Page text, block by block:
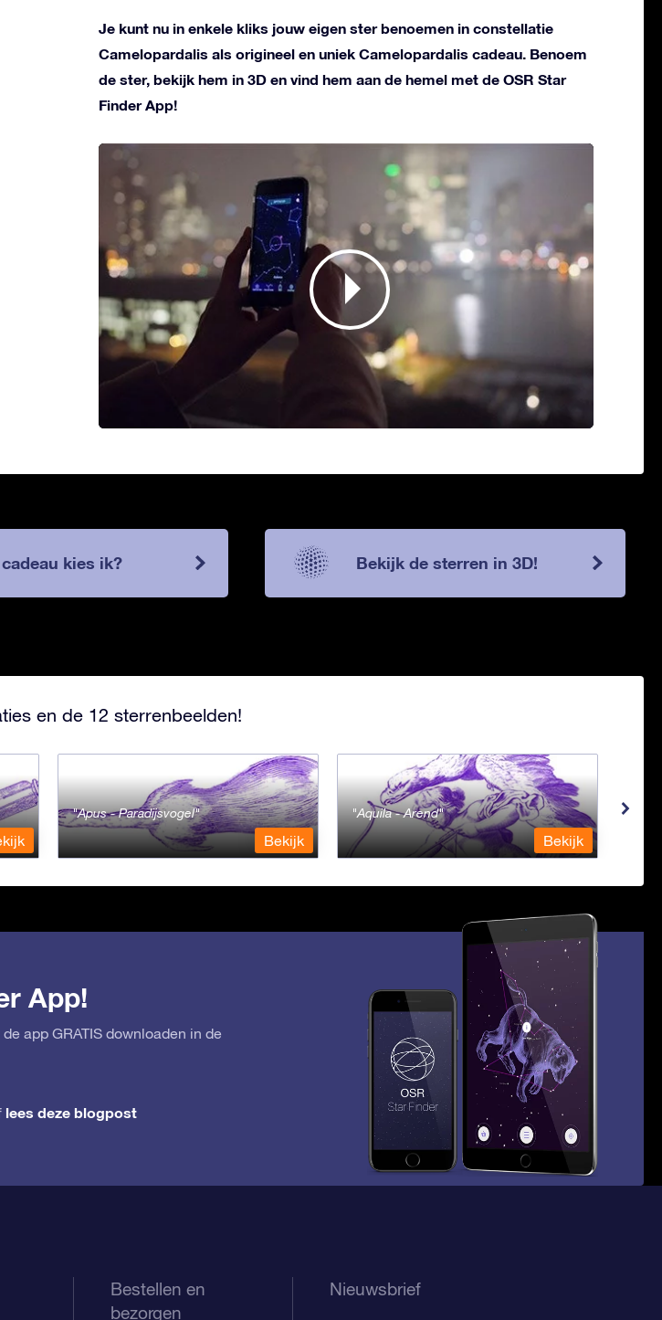
Je kunt nu in enkele kliks jouw eigen ster benoemen in constellatie
Camelopardalis als origineel en uniek Camelopardalis cadeau. Benoem
de ster, bekijk hem in 3D en vind hem aan de hemel met de OSR Star
Finder App!
kies ik? Bekijk de sterren in 3D!
en de 12 sterrenbeelden!
Apus - Paradijsvogel
Bekijk
Aquila - Arend
Bekijk
App!
app GRATIS downloaden in de
lees deze blogpost
Bestellen en
bezorgen
Nieuwsbrief